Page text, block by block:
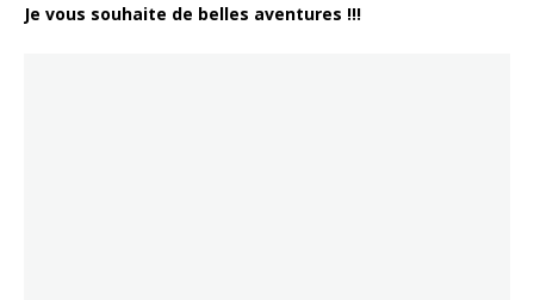
Je vous souhaite de belles aventures !!!